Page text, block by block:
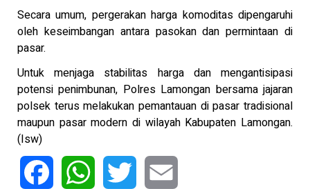
Secara umum, pergerakan harga komoditas dipengaruhi
oleh keseimbangan antara pasokan dan permintaan di
pasar.
Untuk menjaga stabilitas harga dan mengantisipasi
potensi penimbunan, Polres Lamongan bersama jajaran
polsek terus melakukan pemantauan di pasar tradisional
maupun pasar modern di wilayah Kabupaten Lamongan.
(Isw)